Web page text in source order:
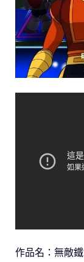
作品名：無敵